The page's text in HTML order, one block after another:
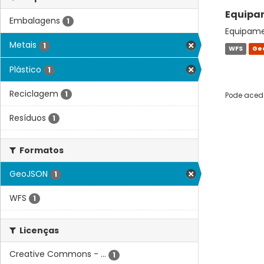
Embalagens
1
Metais 1
Plástico 1
Reciclagem 1
Resíduos 1
Formatos
GeoJSON
1
WFS 1
Licenças
Creative Commons - ...
1
WFS
Pode